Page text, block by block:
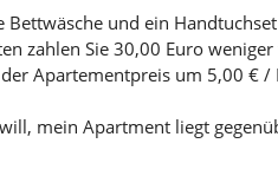
Bettwäsche und ein
zahlen Sie 30,00 Euro
Apartementpreis um 5,00 € /
mein Apartment liegt